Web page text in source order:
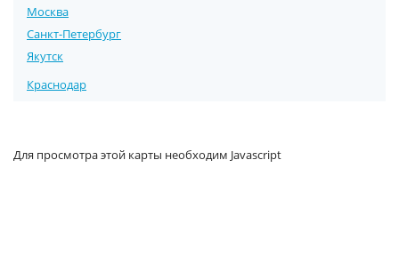
Москва
Санкт-Петербург
Якутск
Краснодар
Для просмотра этой карты необходим Javascript